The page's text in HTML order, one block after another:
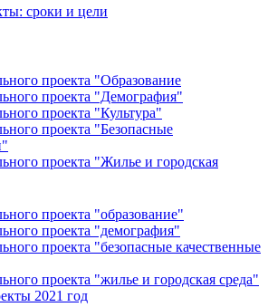
сроки и цели
проекта "Образование
проекта "Демография"
проекта "Культура"
проекта "Безопасные
проекта "Жилье и городская
проекта "образование"
проекта "демография"
проекта "безопасные качественные
проекта "жилье и городская среда"
2021 год